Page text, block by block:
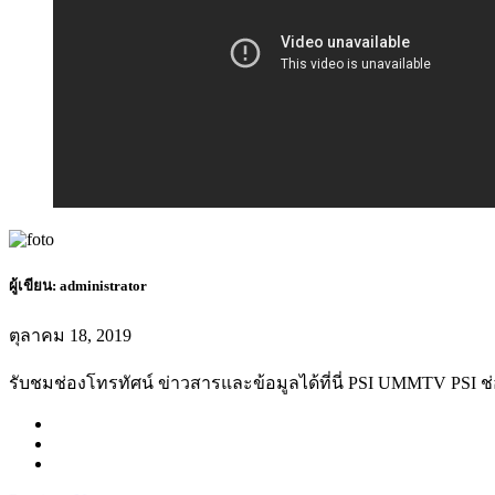
ผู้เขียน: administrator
ตุลาคม 18, 2019
รับชมช่องโทรทัศน์ ข่าวสารและข้อมูลได้ที่นี่ PSI UMMTV PSI ช่